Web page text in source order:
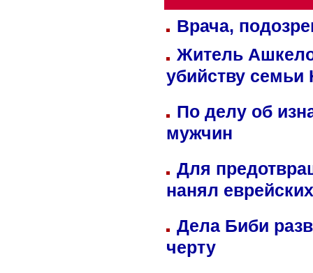
Врача,
Житель
убийству семьи
По делу об
мужчин
Для
нанял
Дела Биби
черту